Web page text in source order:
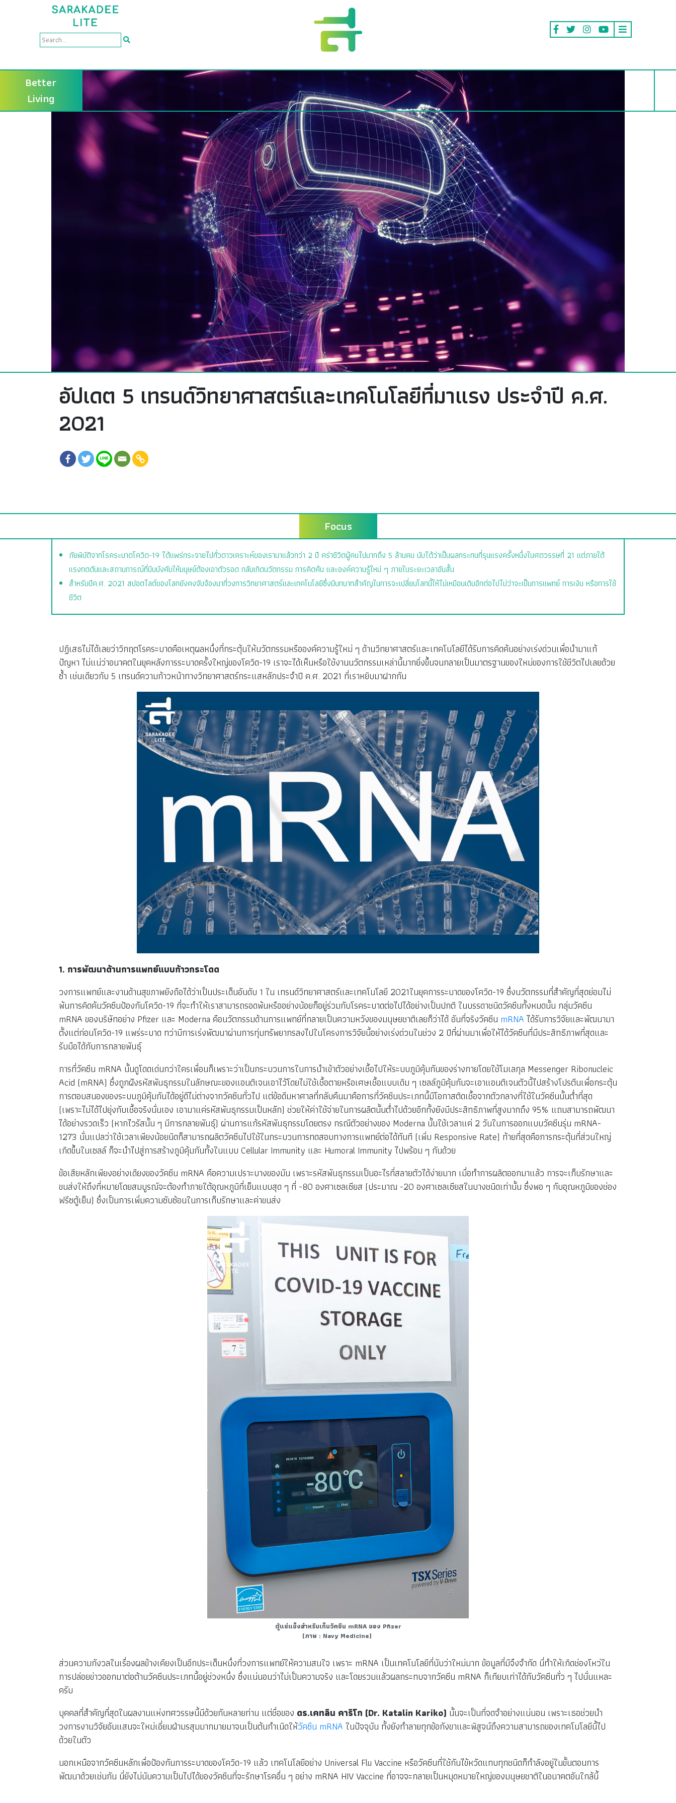
Better
Living
อัปเดต 5 เทรนด์วิทยาศาสตร์และเทคโนโลยีที่มาแรง ประจำปี ค.ศ.
2021
Focus
ภัยพิบัติจากโรคระบาดโควิด-19 ได้แพร่กระจายไปทั่วดาวเคราะห์ของเรามาแล้วกว่า 2 ปี คร่าชีวิตผู้คนไปมากถึง 5 ล้านคน นับได้ว่าเป็นผลกระทบที่รุนแรงครั้งหนึ่งในศตวรรษที่ 21 แต่ภายใต้
แรงกดดันและสถานการณ์ที่บีบบังคับให้มนุษย์ต้องเอาตัวรอด กลับเกิดนวัตกรรม การคิดค้น และองค์ความรู้ใหม่ ๆ ภายในระยะเวลาอันสั้น
สำหรับปีค.ศ. 2021 สปอตไลต์ของโลกยังคงจับจ้องมาที่วงการวิทยาศาสตร์และเทคโนโลยีซึ่งมีบทบาทสำคัญในการจะเปลี่ยนโลกนี้ให้ไม่เหมือนเดิมอีกต่อไปไม่ว่าจะเป็นการแพทย์ การเงิน หรือการใช้
ชีวิต
ปฏิเสธไม่ได้เลยว่าวิกฤตโรคระบาดคือเหตุผลหนึ่งที่กระตุ้นให้นวัตกรรมหรือองค์ความรู้ใหม่ ๆ ด้านวิทยาศาสตร์และเทคโนโลยีได้รับการคิดค้นอย่างเร่งด่วนเพื่อนำมาแก้
ปัญหา ไม่แน่ว่าอนาคตในยุคหลังการระบาดครั้งใหญ่ของโควิด-19 เราจะได้เห็นหรือใช้งานนวัตกรรมเหล่านี้มากยิ่งขึ้นจนกลายเป็นมาตรฐานของใหม่ของการใช้ชีวิตไปเลยด้วย
ซ้ำ เช่นเดียวกับ 5 เทรนด์ความก้าวหน้าทางวิทยาศาสตร์กระแสหลักประจำปี ค.ศ. 2021 ที่เราหยิบมาฝากกัน
1. การพัฒนาด้านการแพทย์แบบก้าวกระโดด
วงการแพทย์และงานด้านสุขภาพยังถือได้ว่าเป็นประเด็นอันดับ 1 ใน เทรนด์วิทยาศาสตร์และเทคโนโลยี 2021ในยุคการระบาดของโควิด-19 ซึ่งนวัตกรรมที่สำคัญที่สุดย่อมไม่
พ้นการคิดค้นวัคซีนป้องกันโควิด-19 ที่จะทำให้เราสามารถรอดพ้นหรืออย่างน้อยก็อยู่ร่วมกับโรคระบาดต่อไปได้อย่างเป็นปกติ ในบรรดาชนิดวัคซีนทั้งหมดนั้น กลุ่มวัคซีน
mRNA ของบริษัทอย่าง Pfizer และ Moderna คือนวัตกรรมด้านการแพทย์ที่กลายเป็นความหวังของมนุษยชาติเลยก็ว่าได้ อันที่จริงวัคซีน mRNA ได้รับการวิจัยและพัฒนามา
ตั้งแต่ก่อนโควิด-19 แพร่ระบาด ทว่ามีการเร่งพัฒนาผ่านการทุ่มทรัพยากรลงไปในโครงการวิจัยนี้อย่างเร่งด่วนในช่วง 2 ปีที่ผ่านมาเพื่อให้ได้วัคซีนที่มีประสิทธิภาพที่สุดและ
รับมือได้กับการกลายพันธุ์
การที่วัคซีน mRNA นั้นดูโดดเด่นกว่าใครเพื่อนก็เพราะว่าเป็นกระบวนการในการนำเข้าตัวอย่างเชื้อไปให้ระบบภูมิคุ้มกันของร่างกายโดยใช้โมเลกุล Messenger Ribonucleic
Acid (mRNA) ซึ่งถูกฝังรหัสพันธุกรรมในลักษณะของแอนติเจนเอาไว้โดยไม่ใช้เชื้อตายหรือเศษเชื้อแบบเดิม ๆ เซลล์ภูมิคุ้มกันจะเอาแอนติเจนตัวนี้ไปสร้างโปรตีนเพื่อกระตุ้น
การตอบสนองของระบบภูมิคุ้มกันได้อยู่ดีไม่ต่างจากวัคซีนทั่วไป แต่ข้อดีมหาศาลที่กลับคืนมาคือการที่วัคซีนประเภทนี้มีโอกาสติดเชื้อจากตัวกลางที่ใช้ในวัคซีนนั้นต่ำที่สุด
(เพราะไม่ได้ไปยุ่งกับเชื้อจริงนั่นเอง เอามาแค่รหัสพันธุกรรมเป็นหลัก) ช่วยให้ค่าใช้จ่ายในการผลิตนั้นต่ำไปด้วยอีกทั้งยังมีประสิทธิภาพที่สูงมากถึง 95% แถมสามารถพัฒนา
ได้อย่างรวดเร็ว (หากไวรัสนั้น ๆ มีการกลายพันธุ์) ผ่านการแก้รหัสพันธุกรรมโดยตรง กรณีตัวอย่างของ Moderna นั้นใช้เวลาแค่ 2 วันในการออกแบบวัคซีนรุ่น mRNA-
1273 นั่นแปลว่าใช้เวลาเพียงน้อยนิดก็สามารถผลิตวัคซีนไปใช้ในกระบวนการทดสอบทางการแพทย์ต่อได้ทันที (เพิ่ม Responsive Rate) ท้ายที่สุดคือการกระตุ้นที่ส่วนใหญ่
เกิดขึ้นในเซลล์ ก็จะนำไปสู่การสร้างภูมิคุ้มกันทั้งในแบบ Cellular Immunity และ Humoral Immunity ไปพร้อม ๆ กันด้วย
ข้อเสียหลักเพียงอย่างเดียงของวัคซีน mRNA คือความเปราะบางของมัน เพราะรหัสพันธุกรรมเป็นอะไรที่สลายตัวได้ง่ายมาก เมื่อทำการผลิตออกมาแล้ว การจะเก็บรักษาและ
ขนส่งให้ถึงที่หมายโดยสมบูรณ์จะต้องทำภายใต้อุณหภูมิที่เย็นแบบสุด ๆ ที่ -80 องศาเซลเซียส (ประมาณ -20 องศาเซลเซียสในบางชนิดเท่านั้น ซึ่งพอ ๆ กับอุณหภูมิของช่อง
ฟรีซตู้เย็น) ซึ่งเป็นการเพิ่มความซับซ้อนในการเก็บรักษาและค่าขนส่ง
ตู้แช่แข็งสำหรับเก็บวัคซีน mRNA ของ Pfizer
(ภาพ : Navy Medicine)
ส่วนความกังวลในเรื่องผลข้างเคียงเป็นอีกประเด็นหนึ่งที่วงการแพทย์ให้ความสนใจ เพราะ mRNA เป็นเทคโนโลยีที่นับว่าใหม่มาก ข้อมูลที่มีจึงจำกัด นี่ทำให้เกิดช่องโหว่ใน
การปล่อยข่าวออกมาต่อต้านวัคซีนประเภทนี้อยู่ช่วงหนึ่ง ซึ่งแน่นอนว่าไม่เป็นความจริง และโดยรวมแล้วผลกระทบจากวัคซีน mRNA ก็เทียบเท่าได้กับวัคซีนทั่ว ๆ ไปนั่นแหละ
ครับ
บุคคลที่สำคัญที่สุดในผลงานแห่งทศวรรษนี้มีด้วยกันหลายท่าน แต่ชื่อของ ดร.เคทลิน คาริโก (Dr. Katalin Kariko) นั้นจะเป็นที่จดจำอย่างแน่นอน เพราะเธอช่วยนำ
วงการงานวิจัยอันแสนจะใหม่เอี่ยมฝ่ามรสุมมากมายมาจนเป็นต้นกำเนิดให้วัคซีน mRNA ในปัจจุบัน ทั้งยังทำลายทุกข้อกังขาและพิสูจน์ถึงความสามารถของเทคโนโลยีนี้ไป
ด้วยในตัว
นอกเหนือจากวัคซีนหลักเพื่อป้องกันการระบาดของโควิด-19 แล้ว เทคโนโลยีอย่าง Universal Flu Vaccine หรือวัคซีนที่ใช้กันไข้หวัดแทบทุกชนิดก็กำลังอยู่ในขั้นตอนการ
พัฒนาด้วยเช่นกัน นี่ยังไม่นับความเป็นไปได้ของวัคซีนที่จะรักษาโรคอื่น ๆ อย่าง mRNA HIV Vaccine ที่อาจจะกลายเป็นหมุดหมายใหญ่ของมนุษยชาติในอนาคตอันใกล้นี้